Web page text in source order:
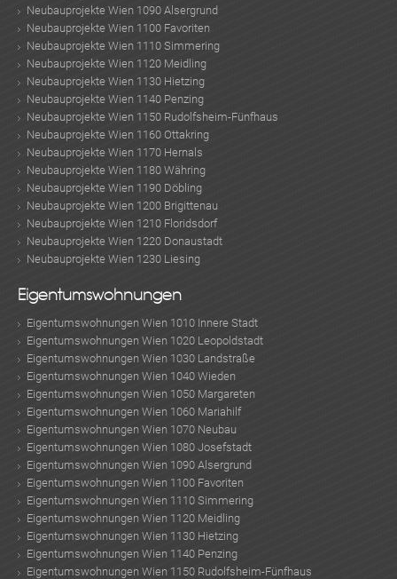
Neubauprojekte Wien 1090 Alsergrund
Neubauprojekte Wien 1100 Favoriten
Neubauprojekte Wien 1110 Simmering
Neubauprojekte Wien 1120 Meidling
Neubauprojekte Wien 1130 Hietzing
Neubauprojekte Wien 1140 Penzing
Neubauprojekte Wien 1150 Rudolfsheim-Fünfhaus
Neubauprojekte Wien 1160 Ottakring
Neubauprojekte Wien 1170 Hernals
Neubauprojekte Wien 1180 Währing
Neubauprojekte Wien 1190 Döbling
Neubauprojekte Wien 1200 Brigittenau
Neubauprojekte Wien 1210 Floridsdorf
Neubauprojekte Wien 1220 Donaustadt
Neubauprojekte Wien 1230 Liesing
Eigentumswohnungen
Eigentumswohnungen Wien 1010 Innere Stadt
Eigentumswohnungen Wien 1020 Leopoldstadt
Eigentumswohnungen Wien 1030 Landstraße
Eigentumswohnungen Wien 1040 Wieden
Eigentumswohnungen Wien 1050 Margareten
Eigentumswohnungen Wien 1060 Mariahilf
Eigentumswohnungen Wien 1070 Neubau
Eigentumswohnungen Wien 1080 Josefstadt
Eigentumswohnungen Wien 1090 Alsergrund
Eigentumswohnungen Wien 1100 Favoriten
Eigentumswohnungen Wien 1110 Simmering
Eigentumswohnungen Wien 1120 Meidling
Eigentumswohnungen Wien 1130 Hietzing
Eigentumswohnungen Wien 1140 Penzing
Eigentumswohnungen Wien 1150 Rudolfsheim-Fünfhaus